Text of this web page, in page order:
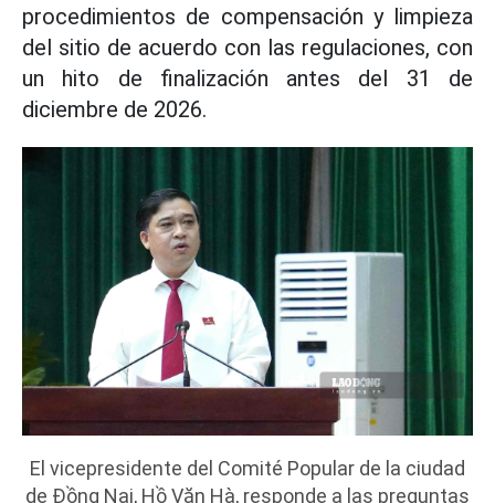
procedimientos de compensación y limpieza
del sitio de acuerdo con las regulaciones, con
un hito de finalización antes del 31 de
diciembre de 2026.
El vicepresidente del Comité Popular de la ciudad
de Đồng Nai, Hồ Văn Hà, responde a las preguntas